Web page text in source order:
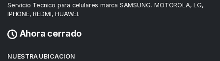
Servicio Tecnico para celulares marca SAMSUNG, MOTOROLA, LG,
IPHONE, REDMI, HUAWEI.
Ahora cerrado
NUESTRA UBICACION